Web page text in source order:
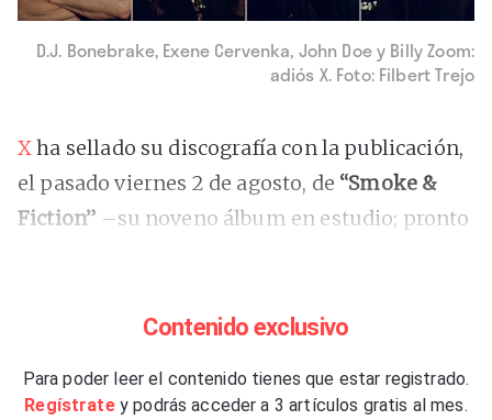
D.J. Bonebrake, Exene Cervenka, John Doe y Billy Zoom:
adiós X. Foto: Filbert Trejo
Xha sellado su discografía con la publicación,
el pasado viernes 2 de agosto, de “Smoke &
Fiction” –su noveno álbum en estudio; pronto
los fundadores a bordo: Exene Cervenka (voz),
saxos) y D.J. Bonebrake (batería)– anunció este
Contenido exclusivo
Para poder leer el contenido tienes que estar registrado.
Regístrate y podrás acceder a 3 artículos gratis al mes.